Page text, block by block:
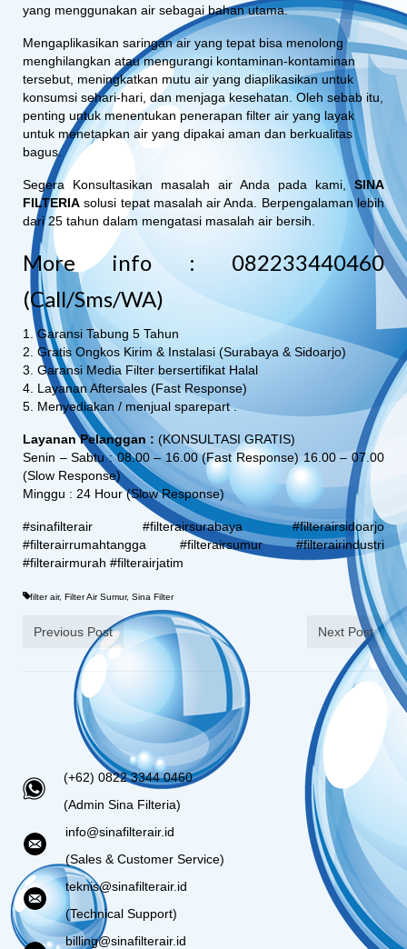
yang menggunakan air sebagai bahan utama.
Mengaplikasikan saringan air yang tepat bisa menolong
menghilangkan atau mengurangi kontaminan-kontaminan
tersebut, meningkatkan mutu air yang diaplikasikan untuk
konsumsi sehari-hari, dan menjaga kesehatan. Oleh sebab itu,
penting untuk menentukan penerapan filter air yang layak
untuk menetapkan air yang dipakai aman dan berkualitas
bagus.
Segera Konsultasikan masalah air Anda pada kami, SINA
FILTERIA solusi tepat masalah air Anda. Berpengalaman lebih
dari 25 tahun dalam mengatasi masalah air bersih.
More info : 082233440460
(Call/Sms/WA)
1. Garansi Tabung 5 Tahun
2. Gratis Ongkos Kirim & Instalasi (Surabaya & Sidoarjo)
3. Garansi Media Filter bersertifikat Halal
4. Layanan Aftersales (Fast Response)
5. Menyediakan / menjual sparepart .
Layanan Pelanggan : (KONSULTASI GRATIS)
Senin – Sabtu : 08.00 – 16.00 (Fast Response) 16.00 – 07.00
(Slow Response)
Minggu : 24 Hour (Slow Response)
#sinafilterair #filterairsurabaya #filterairsidoarjo
#filterairrumahtangga #filterairsumur #filterairindustri
#filterairmurah #filterairjatim
filter air, Filter Air Sumur, Sina Filter
Previous Post Next Post
(+62) 0822 3344 0460
(Admin Sina Filteria)
info@sinafilterair.id
(Sales & Customer Service)
teknis@sinafilterair.id
(Technical Support)
billing@sinafilterair.id